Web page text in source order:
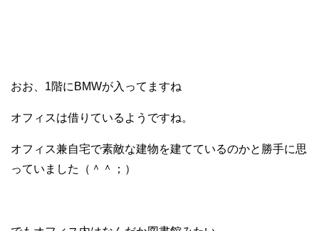
おお、1階にBMWが入ってますね
オフィスは借りているようですね。
オフィス兼自宅で素敵な建物を建てているのかと勝手に思
っていました（＾＾；）